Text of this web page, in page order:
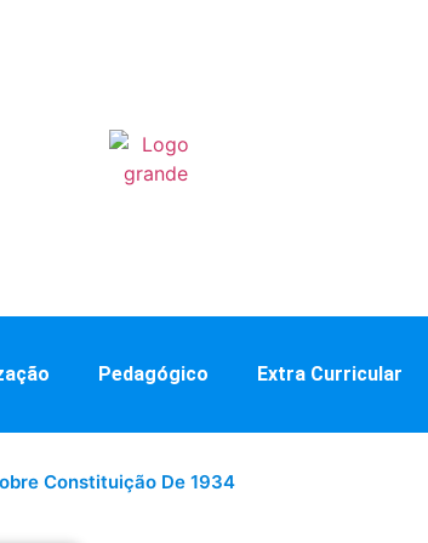
Pedagógico Extra Curricular
Constituição De 1934